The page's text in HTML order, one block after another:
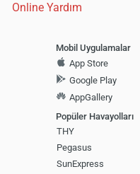
Online Yardım
Mobil Uygulamalar
App Store
Google Play
AppGallery
Popüler Havayolları
THY
Pegasus
SunExpress